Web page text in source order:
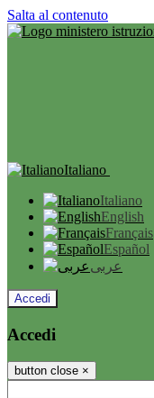
Salta al contenuto
Italiano
Italiano
English
Français
Español
عربى
Accedi
Accedi
button close ×